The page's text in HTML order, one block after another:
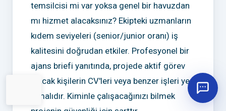
temsilcisi mi var yoksa genel bir havuzdan
mı hizmet alacaksınız? Ekipteki uzmanların
kıdem seviyeleri (senior/junior oranı) iş
kalitesini doğrudan etkiler. Profesyonel bir
ajans briefi yanıtında, projede aktif görev
alacak kişilerin CV'leri veya benzer işleri yer
almalıdır. Kiminle çalışacağınızı bilmek